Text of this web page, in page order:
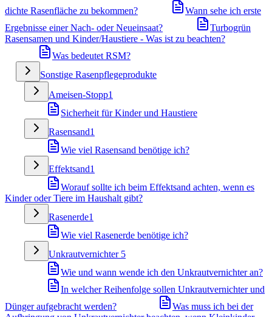
dichte Rasenfläche zu bekommen?
Wann sehe ich erste
Ergebnisse einer Nach- oder Neueinsaat?
Turbogrün
Rasensamen und Kinder/Haustiere - Was ist zu beachten?
Was bedeutet RSM?
Sonstige Rasenpflegeprodukte
Ameisen-Stopp1
Sicherheit für Kinder und Haustiere
Rasensand1
Wie viel Rasensand benötige ich?
Effektsand1
Worauf sollte ich beim Effektsand achten, wenn es
Kinder oder Tiere im Haushalt gibt?
Rasenerde1
Wie viel Rasenerde benötige ich?
Unkrautvernichter 5
Wie und wann wende ich den Unkrautvernichter an?
In welcher Reihenfolge sollen Unkrautvernichter und
Dünger aufgebracht werden?
Was muss ich bei der